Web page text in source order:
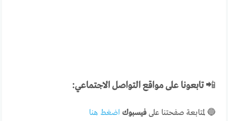
📲تابعونا على مواقع التواصل الاجتماعي:
🔵 لمتابعة صفحتنا علىفيسبوك اضغط هنا